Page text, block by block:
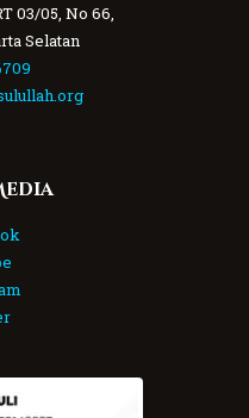
03/05, No 66,
Selatan